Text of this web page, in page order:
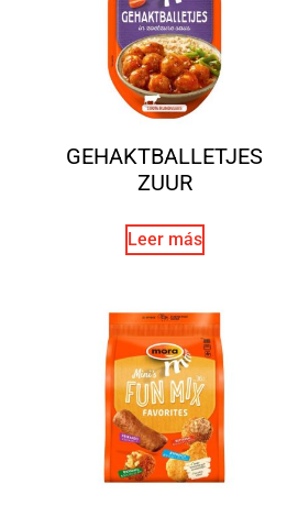
GEHAKTBALLETJES
ZUUR
Leer más